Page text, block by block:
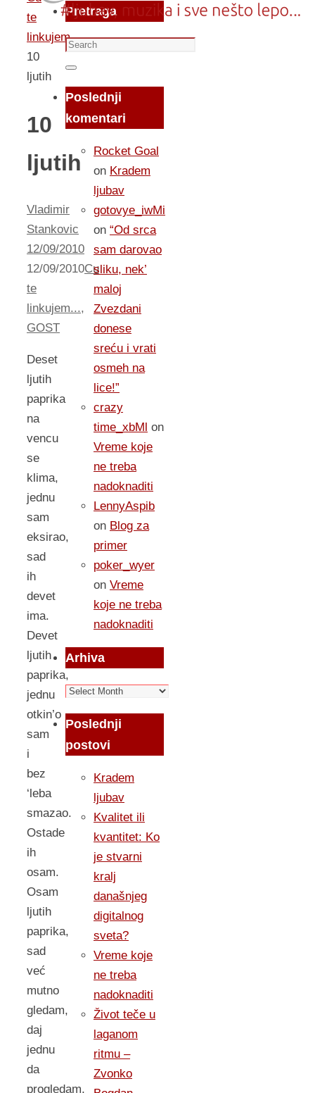
te
linkujem...
10
ljutih
10
ljutih
Vladimir
Stankovic
12/09/2010
12/09/2010Cu
te
linkujem...,
GOST
Deset
ljutih
paprika
na
vencu
se
klima,
jednu
sam
eksirao,
sad
ih
devet
ima.
Devet
ljutih
paprika,
jednu
otkin’o
sam
i
bez
‘leba
smazao.
Ostade
ih
osam.
Osam
ljutih
paprika,
sad
već
mutno
gledam,
daj
jednu
da
progledam,
Pretraga
Search
for:
Search
Poslednji
komentari
Rocket Goal
on Kradem
ljubav
gotovye_iwMi
on “Od srca
sam darovao
sliku, nek’
maloj
Zvezdani
donese
sreću i vrati
osmeh na
lice!”
crazy
time_xbMl on
Vreme koje
ne treba
nadoknaditi
LennyAspib
on Blog za
primer
poker_wyer
on Vreme
koje ne treba
nadoknaditi
Arhiva
Arhiva
Poslednji
postovi
Kradem
ljubav
Kvalitet ili
kvantitet: Ko
je stvarni
kralj
današnjeg
digitalnog
sveta?
Vreme koje
ne treba
nadoknaditi
Život teče u
laganom
ritmu –
Zvonko